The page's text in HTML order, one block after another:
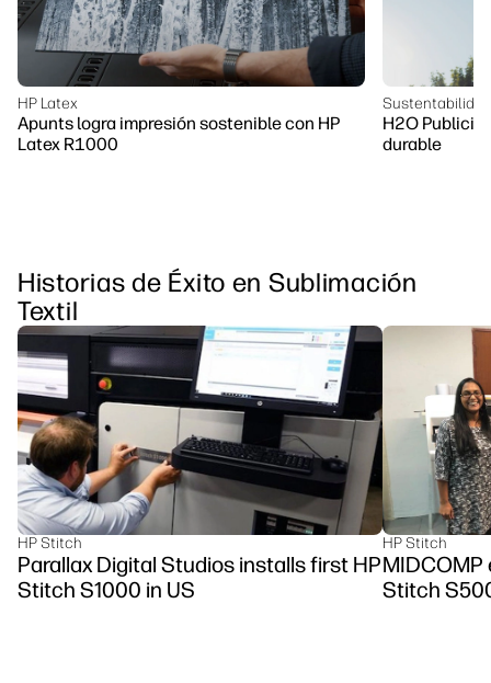
HP Latex
Apunts logra impresión sostenible con HP
Latex R1000
Sustentabilidad
H2O
durable
Historias de Éxito en Sublimación
Textil
HP Stitch
Parallax Digital Studios installs first HP
Stitch S1000 in US
HP Stitch
MIDCOMP
Stitch